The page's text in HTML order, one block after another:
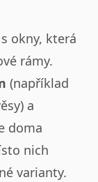
okny, která
rámy.
(například
a
doma
nich
varianty.